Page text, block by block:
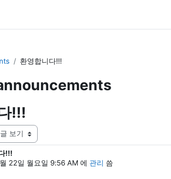
환영합니다!!!
!!!
!!!
22일 월요일 9:56 AM 에 관리 씀
replies: 0